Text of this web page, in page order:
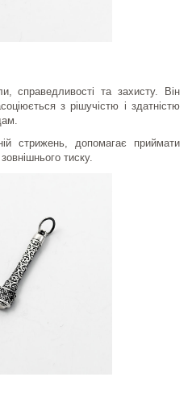
та захисту. Він
з рішучістю і здатністю
стрижень, допомагає приймати
тиску.